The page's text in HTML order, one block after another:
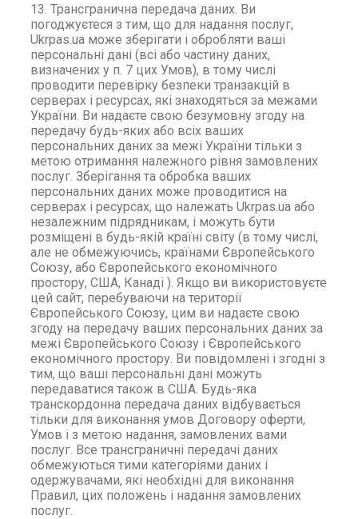
13. Трансгранична передача даних. Ви
погоджуєтеся з тим, що для надання послуг,
Ukrpas.ua може зберігати і обробляти ваші
персональні дані (всі або частину даних,
визначених у п. 7 цих Умов), в тому числі
проводити перевірку безпеки транзакцій в
серверах і ресурсах, які знаходяться за межами
України. Ви надаєте свою безумовну згоду на
передачу будь-яких або всіх ваших
персональних даних за межі України тільки з
метою отримання належного рівня замовлених
послуг. Зберігання та обробка ваших
персональних даних може проводитися на
серверах і ресурсах, що належать Ukrpas.ua або
незалежним підрядникам, і можуть бути
розміщені в будь-якій країні світу (в тому числі,
але не обмежуючись, країнами Європейського
Союзу, або Європейського економічного
простору, США, Канаді ). Якщо ви використовуєте
цей сайт, перебуваючи на території
Європейського Союзу, цим ви надаєте свою
згоду на передачу ваших персональних даних за
межі Європейського Союзу і Європейського
економічного простору. Ви повідомлені і згодні з
тим, що ваші персональні дані можуть
передаватися також в США. Будь-яка
транскордонна передача даних відбувається
тільки для виконання умов Договору оферти,
Умов і з метою надання, замовлених вами
послуг. Все трансграничні передачі даних
обмежуються тими категоріями даних і
одержувачами, які необхідні для виконання
Правил, цих положень і надання замовлених
послуг.